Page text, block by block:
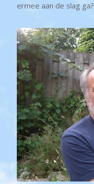
ermee aan de slag ga?